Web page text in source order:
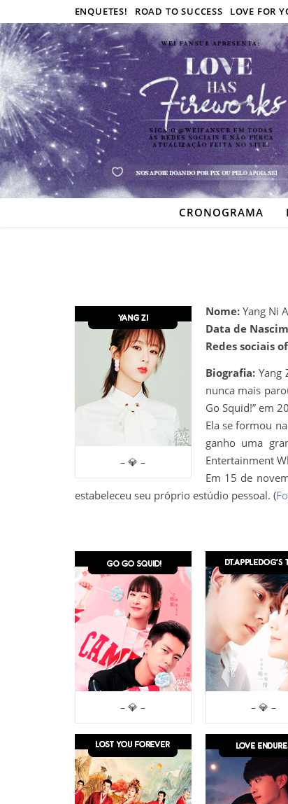
ENQUETES! ROAD TO SUCCESS LOVE FOR
CRONOGRAMA
– 💎 –
Nome:Yang Ni
Data de
Redes sociais
Biografia: Yang
nunca mais
Go Squid!” em
Ela se formou
ganho uma
Entertainment
Em 15 de
estabeleceu seu próprio estúdio pessoal. (
– 💎 – – 💎 –